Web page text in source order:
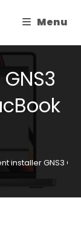
Menu
installer GNS3